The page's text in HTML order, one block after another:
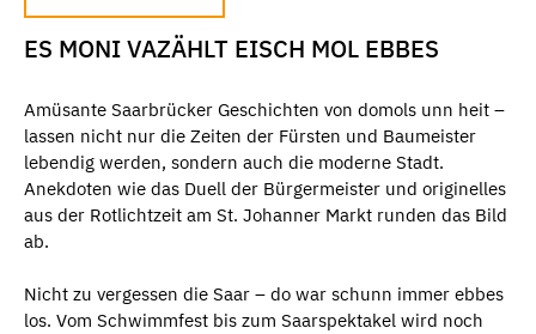
ES MONI VAZÄHLT EISCH MOL EBBES
Amüsante Saarbrücker Geschichten von domols unn heit –
lassen nicht nur die Zeiten der Fürsten und Baumeister
lebendig werden, sondern auch die moderne Stadt.
Anekdoten wie das Duell der Bürgermeister und originelles
aus der Rotlichtzeit am St. Johanner Markt runden das Bild
ab.
Nicht zu vergessen die Saar – do war schunn immer ebbes
los. Vom Schwimmfest bis zum Saarspektakel wird noch